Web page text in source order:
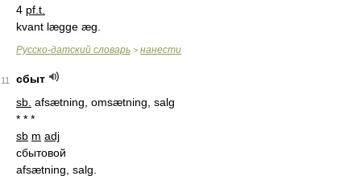
4 pf.t.
kvant lægge æg.
Русско-датский словарь > нанести
11
сбыт
sb. afsætning, omsætning, salg
* * *
sb m adj
сбытовой
afsætning, salg.